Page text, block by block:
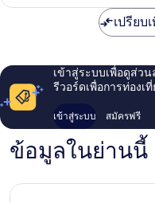
'Ula
เปรีย
เข้าสู่ระบบเพื่อดูส่ว
รีวอร์ดเพื่อการท่องเ
เข้าสู่ระบบ สมัครฟรี
ข้อมูลในย่านนี้